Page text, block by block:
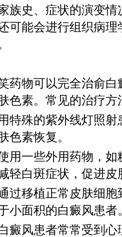
族史、症状的演变
可能会进行组织病
物可以完全治俞白
色素。常见的治疗方
殊的紫外线灯照射
色素恢复。
一些外用药物，如
轻白斑症状，促进皮
移植正常皮肤细胞
小面积的白癜风患者
风患者常常受到心